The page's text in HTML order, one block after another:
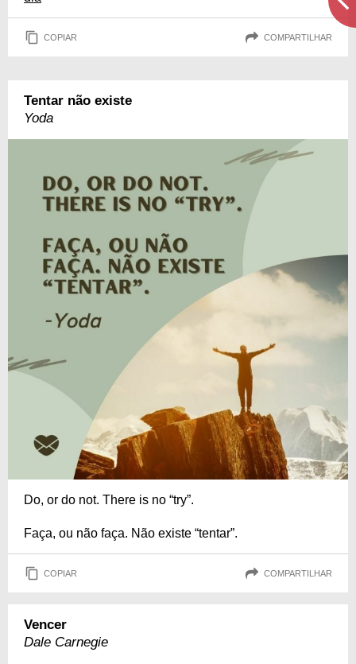
COPIAR COMPARTILHAR
Tentar não existe
Yoda
Do, or do not. There is no “try”.
Faça, ou não faça. Não existe “tentar”.
COPIAR COMPARTILHAR
Vencer
Dale Carnegie